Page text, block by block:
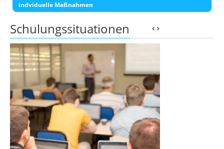
indviduelle Maßnahmen
Schulungssituationen